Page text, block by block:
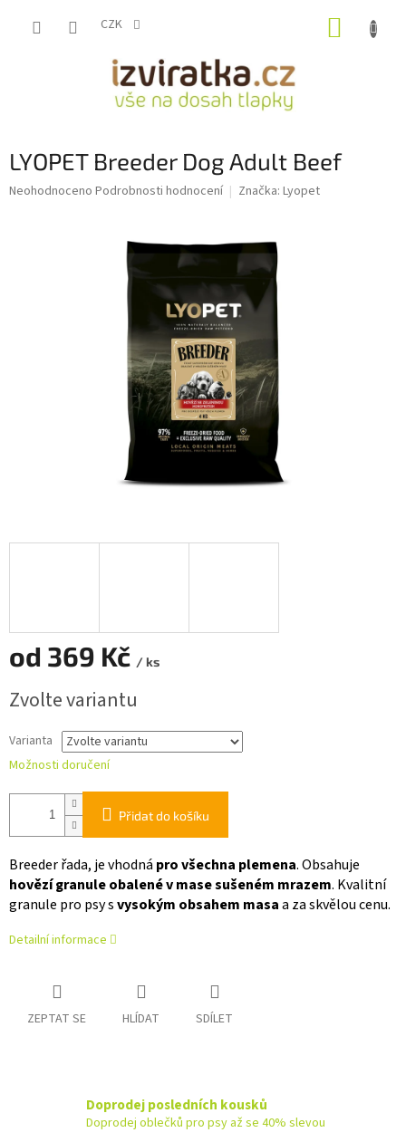
CZK
LYOPET Breeder Dog Adult Beef
Průměrné
Neohodnoceno Podrobnosti hodnocení Značka: Lyopet
od 369 Kč / ks
cena:
Zvolte variantu
Varianta
Možnosti doručení
Přidat do košíku
Breeder řada, je vhodná pro všechna plemena. Obsahuje
hovězí granule obalené v mase sušeném mrazem. Kvalitní
granule pro psy svysokým obsahem masaa za skvělou cenu.
Detailní informace
ZEPTAT SE HLÍDAT SDÍLET
Doprodej posledních kousků
Doprodej oblečků pro psy až se 40% slevou